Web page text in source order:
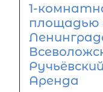
1-
площадью
Аренда